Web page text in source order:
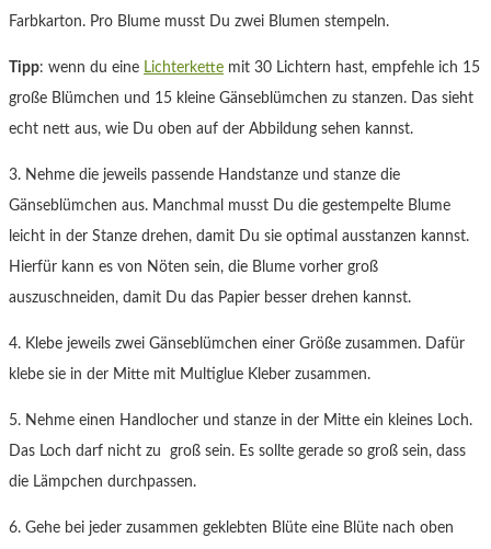
Farbkarton. Pro Blume musst Du zwei Blumen stempeln.
Tipp: wenn du eine Lichterkette mit 30 Lichtern hast, empfehle ich 15
große Blümchen und 15 kleine Gänseblümchen zu stanzen. Das sieht
echt nett aus, wie Du oben auf der Abbildung sehen kannst.
3. Nehme die jeweils passende Handstanze und stanze die
Gänseblümchen aus. Manchmal musst Du die gestempelte Blume
leicht in der Stanze drehen, damit Du sie optimal ausstanzen kannst.
Hierfür kann es von Nöten sein, die Blume vorher groß
auszuschneiden, damit Du das Papier besser drehen kannst.
4. Klebe jeweils zwei Gänseblümchen einer Größe zusammen. Dafür
klebe sie in der Mitte mit Multiglue Kleber zusammen.
5. Nehme einen Handlocher und stanze in der Mitte ein kleines Loch.
Das Loch darf nicht zu groß sein. Es sollte gerade so groß sein, dass
die Lämpchen durchpassen.
6. Gehe bei jeder zusammen geklebten Blüte eine Blüte nach oben